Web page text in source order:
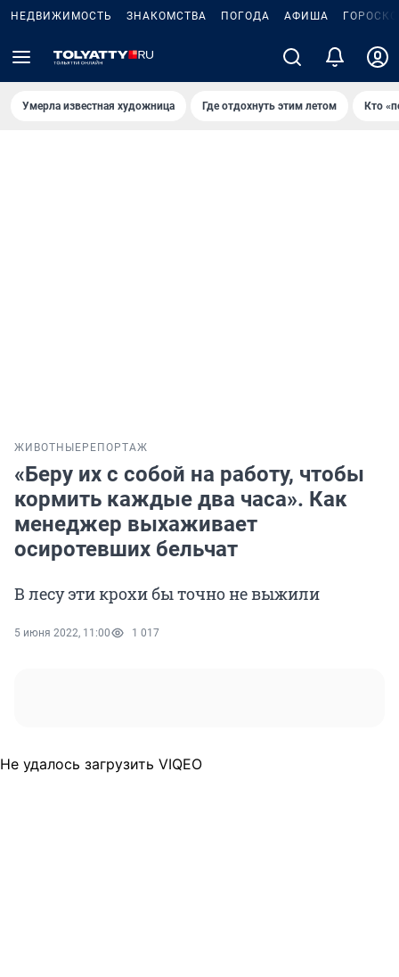
НЕДВИЖИМОСТЬ ЗНАКОМСТВА ПОГОДА АФИША
Умерла известная художница Где отдохнуть этим летом Кто
ЖИВОТНЫЕ РЕПОРТАЖ
«Беру их с собой на работу, чтобы
кормить каждые два часа». Как
менеджер выхаживает
осиротевших бельчат
В лесу эти крохи бы точно не выжили
5 июня 2022, 11:00 1 017
Не удалось загрузить VIQEO